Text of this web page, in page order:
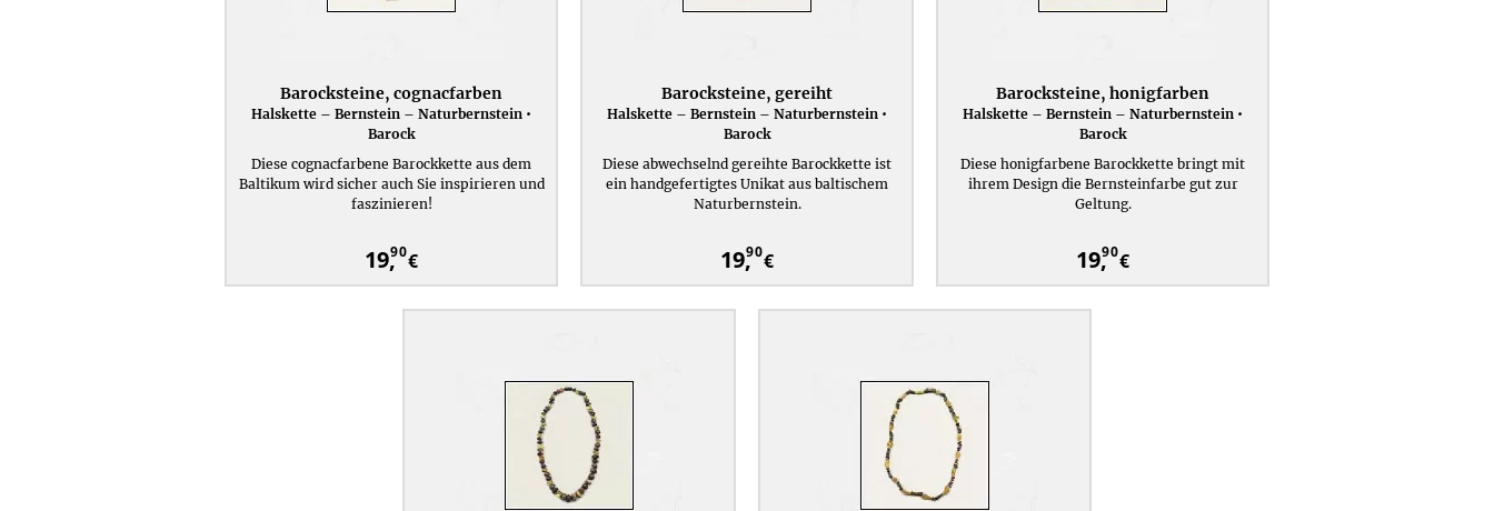
Barocksteine, cognacfarben
Halskette – Bernstein – Naturbernstein •
Barock
Diese cognacfarbene Barockkette aus dem
Baltikum wird sicher auch Sie inspirieren und
faszinieren!
19,90€
Barocksteine, gereiht
Halskette – Bernstein – Naturbernstein •
Barock
Diese abwechselnd gereihte Barockkette ist
ein handgefertigtes Unikat aus baltischem
Naturbernstein.
19,90€
Barocksteine, honigfarben
Halskette – Bernstein – Naturbernstein •
Barock
Diese honigfarbene Barockkette bringt mit
ihrem Design die Bernsteinfarbe gut zur
Geltung.
19,90€